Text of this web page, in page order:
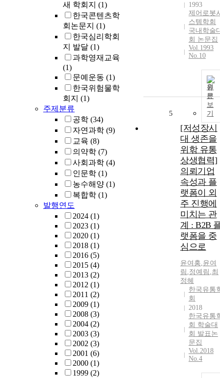
새 학회지 (1)
한국콘텐츠학
회논문지 (1)
한국심리학회
지 발달 (1)
과학영재교육
(1)
문예운동 (1)
한국위험물학
회지 (1)
주제분류
공학 (34)
자연과학 (9)
교육 (8)
의약학 (7)
사회과학 (4)
인문학 (1)
농수해양 (1)
복합학 (1)
발행연도
2024 (1)
2023 (1)
2020 (1)
2018 (1)
2016 (5)
2015 (4)
2013 (2)
2012 (1)
2011 (2)
2009 (1)
2008 (3)
2004 (2)
2003 (3)
2002 (3)
2001 (6)
2000 (1)
1999 (2)
1993
제어로봇
스템학회
국내학술
회 논문집
Vol.1993
No.10
원
문
보
기
5
[저성장시
대 생존을
위핚 유통
상생협력]
의뢰기업
속성과 플
랫폼이 외
주 진행에
미치는 관
계 : B2B
랫폼을 중
심으로
윤여홍,윤여
림 ,정예림 ,최
정혜
한국유통
회
2018
한국유통
회 학술대
회 발표논
문집
Vol.2018
No.4